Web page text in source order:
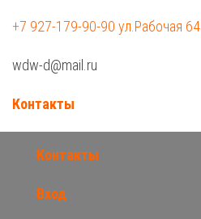
+7 927-179-90-90 ул.Рабочая 64
wdw-d@mail.ru
Контакты
Контакты
Вход